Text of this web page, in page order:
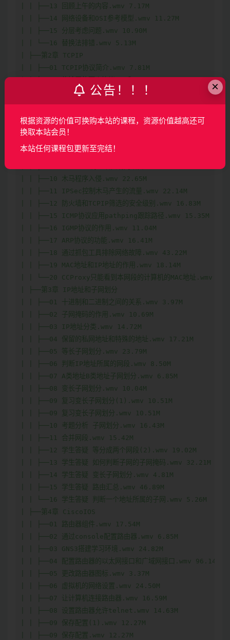
×
公告！！！
根据资源的价值可换购本站的课程，资源价值越高还可
换取本站会员！
本站任何课程包更新至完结！